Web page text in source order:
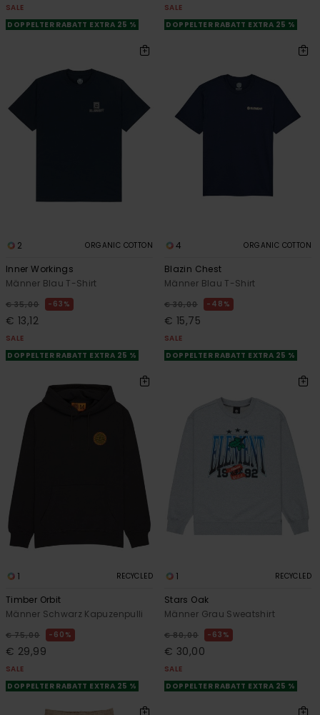
SALE
DOPPELTER RABATT EXTRA 25 %
SALE
DOPPELTER RABATT EXTRA 25 %
2 ORGANIC COTTON
Inner Workings
Männer Blau T-Shirt
€ 35,00 63%
€ 13,12
SALE
DOPPELTER RABATT EXTRA 25 %
4 ORGANIC COTTON
Blazin Chest
Männer Blau T-Shirt
€ 30,00 48%
€ 15,75
SALE
DOPPELTER RABATT EXTRA 25 %
1 RECYCLED
Timber Orbit
Männer Schwarz Kapuzenpulli
€ 75,00 60%
€ 29,99
SALE
DOPPELTER RABATT EXTRA 25 %
1 RECYCLED
Stars Oak
Männer Grau Sweatshirt
€ 80,00 63%
€ 30,00
SALE
DOPPELTER RABATT EXTRA 25 %